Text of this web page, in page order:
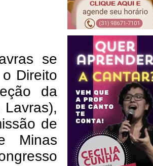
se
Direito
da
de
Minas